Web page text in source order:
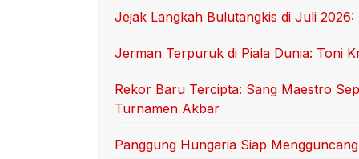
Jejak Langkah Bulutangkis di Juli
Jerman Terpuruk di Piala Dunia: Toni
Rekor Baru Tercipta: Sang Maestro
Turnamen Akbar
Panggung Hungaria Siap